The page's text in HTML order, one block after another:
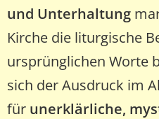
und Unterhaltung
Kirche die liturgische
ursprünglichen Worte
sich der Ausdruck im
für unerklärliche,